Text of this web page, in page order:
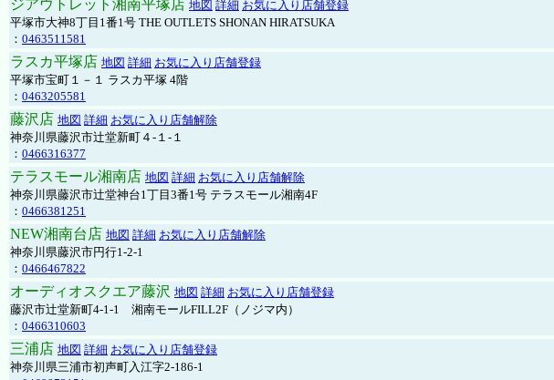
ジアウトレット湘南平塚店 地図 詳細 お気に入り店舗登録
平塚市大神8丁目1番1号 THE OUTLETS SHONAN HIRATSUKA
： 0463511581
ラスカ平塚店 地図 詳細 お気に入り店舗登録
平塚市宝町１－１ ラスカ平塚 4階
： 0463205581
藤沢店 地図 詳細 お気に入り店舗解除
神奈川県藤沢市辻堂新町４-１-１
： 0466316377
テラスモール湘南店 地図 詳細 お気に入り店舗解除
神奈川県藤沢市辻堂神台1丁目3番1号 テラスモール湘南4F
： 0466381251
NEW湘南台店 地図 詳細 お気に入り店舗解除
神奈川県藤沢市円行1-2-1
： 0466467822
オーディオスクエア藤沢 地図 詳細 お気に入り店舗登録
藤沢市辻堂新町4-1-1 湘南モールFILL2F（ノジマ内）
： 0466310603
三浦店 地図 詳細 お気に入り店舗登録
神奈川県三浦市初声町入江字2-186-1